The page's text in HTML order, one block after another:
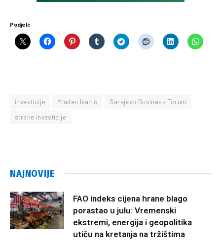
Podjeli:
investicije Mladen Ivanić
Sarajevo Business Forum
strane investicije
NAJNOVIJE
FAO indeks cijena hrane blago
porastao u julu: Vremenski
ekstremi, energija i geopolitika
utiču na kretanja na tržištima